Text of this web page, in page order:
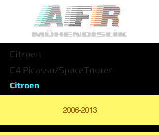
Citroen
C4 Picasso/SpaceTourer
Citroen
2006-2013